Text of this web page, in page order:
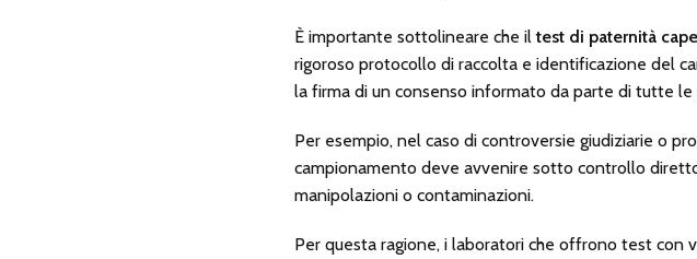
È importante sottolineare che iltest di paternità
rigoroso protocollo di raccolta e identificazione del
la firma di un consenso informato da parte di tutte
Per esempio, nel caso di controversie giudiziarie o
campionamento deve avvenire sotto controllo
manipolazioni o contaminazioni.
Per questa ragione, i laboratori che offrono test con